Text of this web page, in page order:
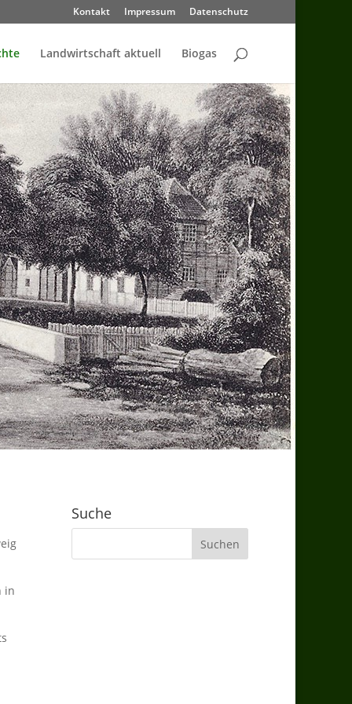
Kontakt Impressum Datenschutz
Landwirtschaft aktuell Biogas
in
Suche